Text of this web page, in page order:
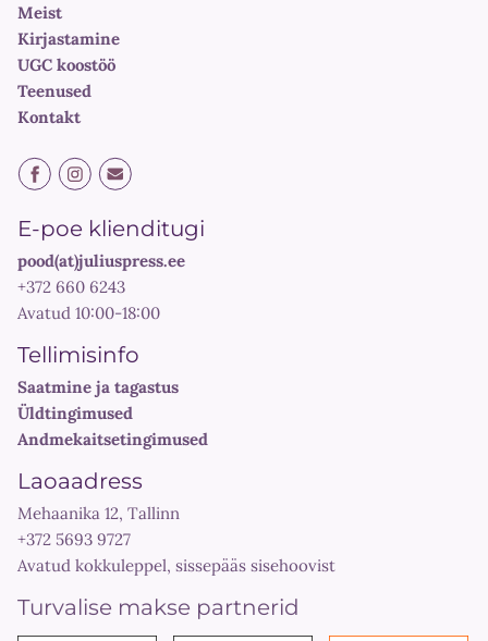
Meist
Kirjastamine
UGC koostöö
Teenused
Kontakt
E-poe klienditugi
pood(at)juliuspress.ee
+372 660 6243
Avatud 10:00-18:00
Tellimisinfo
Saatmine ja tagastus
Üldtingimused
Andmekaitsetingimused
Laoaadress
Mehaanika 12, Tallinn
+372 5693 9727
Avatud kokkuleppel, sissepääs sisehoovist
Turvalise makse partnerid